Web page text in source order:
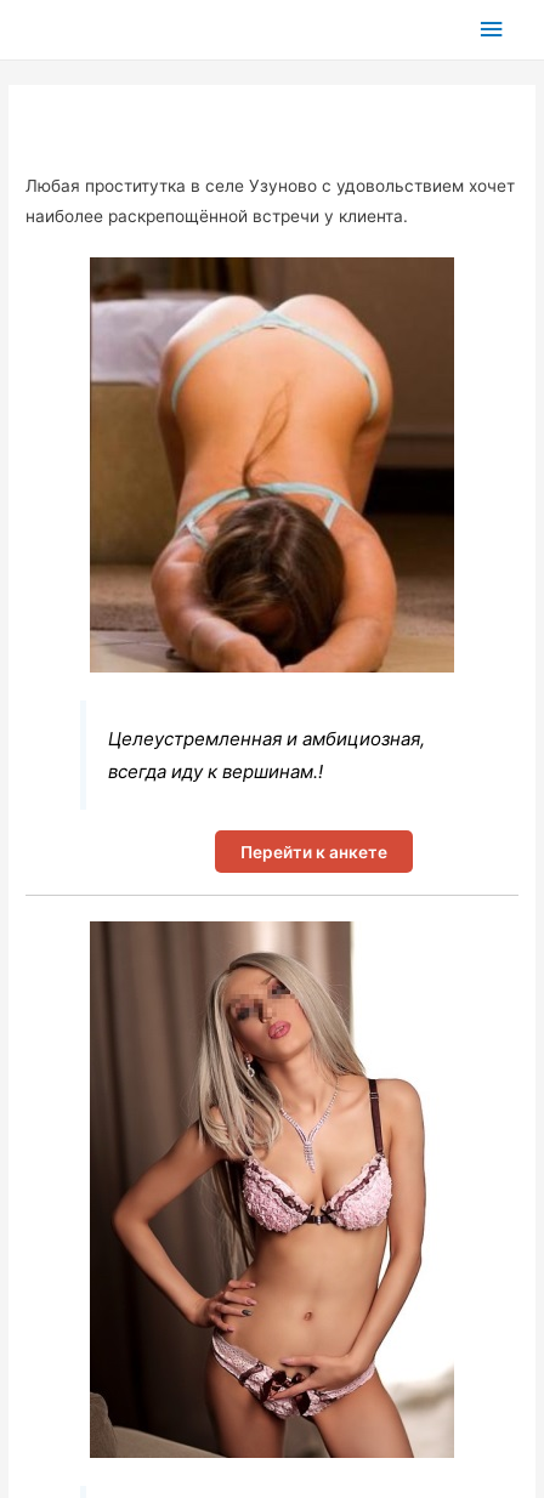
Любая проститутка в селе Узуново с удовольствием хочет
наиболее раскрепощённой встречи у клиента.
Целеустремленная и амбициозная,
всегда иду к вершинам.!
Перейти к анкете